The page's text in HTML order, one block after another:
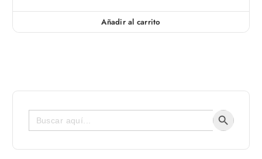
Añadir al carrito
Buscar: Botón de